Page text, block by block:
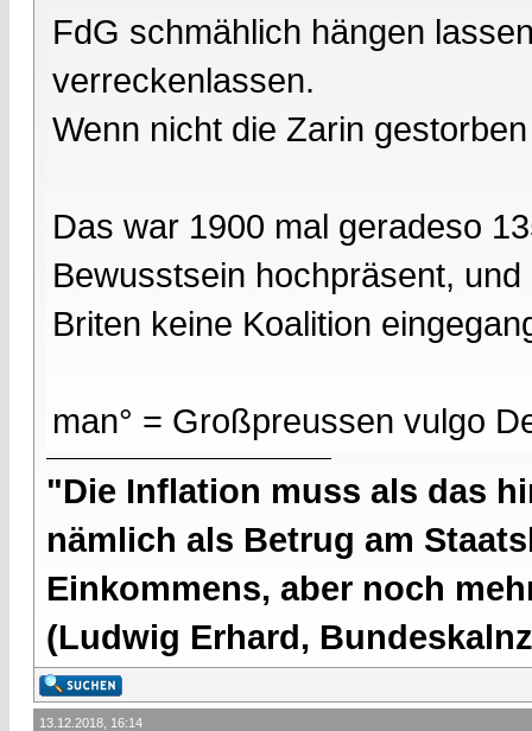
FdG schmählich hängen
verreckenlassen.
Wenn nicht die Zarin
Das war 1900 mal geradeso
Bewusstsein hochpräsent,
Briten keine Koalition
man° = Großpreussen vulgo
"Die Inflation muss als das
nämlich als Betrug am
Einkommens, aber noch
(Ludwig Erhard,
13.12.2018, 16:14